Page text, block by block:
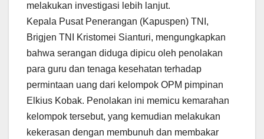
melakukan investigasi lebih lanjut.
Kepala Pusat Penerangan (Kapuspen) TNI,
Brigjen TNI Kristomei Sianturi, mengungkapkan
bahwa serangan diduga dipicu oleh penolakan
para guru dan tenaga kesehatan terhadap
permintaan uang dari kelompok OPM pimpinan
Elkius Kobak. Penolakan ini memicu kemarahan
kelompok tersebut, yang kemudian melakukan
kekerasan dengan membunuh dan membakar